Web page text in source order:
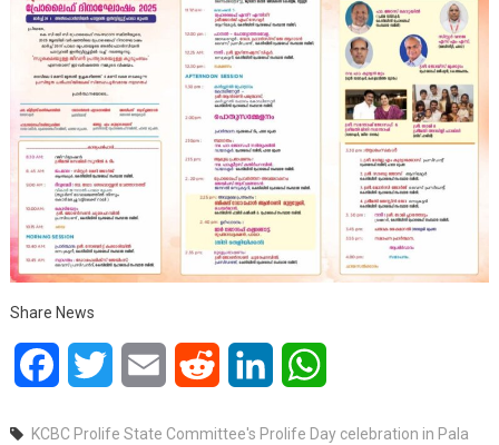
Share News
FacebookTwitter Email Reddit LinkedIn
KCBC Prolife State Committee's Prolife Day celebration in Pala